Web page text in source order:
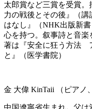
太郎賞など三賞を受賞
力の戦後とその後』（
はなし』（NHK出版新
心を持つ。叙事詩と音
著は『安全に狂う方法
と』（医学書院）
金 大偉 KinTaii （ピアノ、